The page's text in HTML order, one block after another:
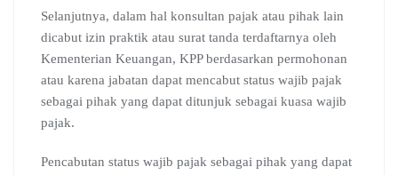
Selanjutnya, dalam hal konsultan pajak atau pihak lain
dicabut izin praktik atau surat tanda terdaftarnya oleh
Kementerian Keuangan, KPP berdasarkan permohonan
atau karena jabatan dapat mencabut status wajib pajak
sebagai pihak yang dapat ditunjuk sebagai kuasa wajib
pajak.
Pencabutan status wajib pajak sebagai pihak yang dapat